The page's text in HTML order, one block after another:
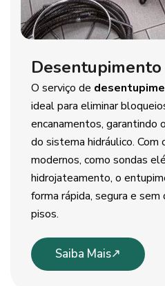
O serviço de
ideal para eliminar
encanamentos, garantindo
do sistema hidráulico.
modernos, como sondas
hidrojateamento, o
forma rápida, segura e
pisos.
Saiba Mais